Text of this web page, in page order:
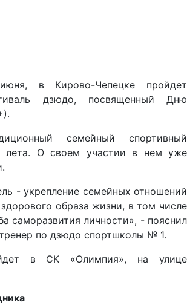
в Кирово-Чепецке пройдет
дзюдо, посвященный Дню
семейный спортивный
лета. О своем участии в нем уже
- укрепление семейных отношений
образа жизни, в том числе
саморазвития личности», - пояснил
по дзюдо спортшколы № 1.
в СК «Олимпия», на улице